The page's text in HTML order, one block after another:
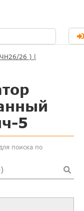
26 ) |
5
поиска по